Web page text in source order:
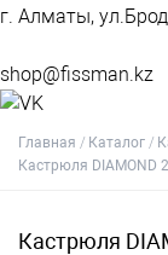
г. Алматы,
shop@fissman.kz
Главная Каталог
Кастрюля DIAMOND
Кастрюля